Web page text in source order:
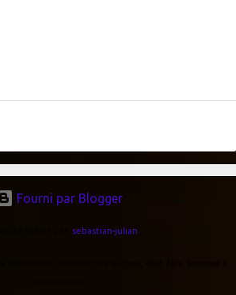
Fourni par Blogger
sebastian-julian